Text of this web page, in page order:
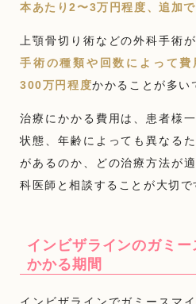
本あたり2〜3万円程度、追加
上顎骨切り術などの外科手術
手術の種類や回数によって
300万円程度かかることが多い
治療にかかる費用は、患者様
状態、年齢によっても異なる
があるのか、どの治療方法が
科医師と相談することが大切で
インビザラインのガミ
かかる期間